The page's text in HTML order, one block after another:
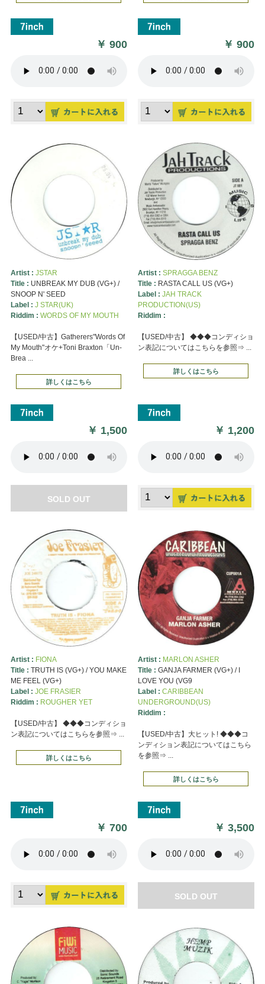
￥900 ￥900
Artist : JSTAR
Title : UNBREAK MY DUB (VG+) /
SNOOP N' SEED
Label : J STAR(UK)
Riddim : WORDS OF MY MOUTH
【USED/中古】Gatherers"Words Of
My Mouth"オケ+Toni Braxton「Un-
Brea ...
詳しくはこちら
￥ 1,500
SOLD OUT
Artist : SPRAGGA BENZ
Title : RASTA CALL US (VG+)
Label : JAH TRACK
PRODUCTION(US)
Riddim :
【USED/中古】 ◆◆◆コンディショ
ン表記についてはこちらを参照⇒ ...
詳しくはこちら
￥ 1,200
Artist : FIONA
Title : TRUTH IS (VG+) / YOU MAKE
ME FEEL (VG+)
Label : JOE FRASIER
Riddim : ROUGHER YET
【USED/中古】 ◆◆◆コンディショ
ン表記についてはこちらを参照⇒ ...
詳しくはこちら
￥700
Artist : MARLON ASHER
Title : GANJA FARMER (VG+) / I
LOVE YOU (VG9
Label : CARIBBEAN
UNDERGROUND(US)
Riddim :
【USED/中古】大ヒット! ◆◆◆コ
ンディション表記についてはこちら
を参照⇒ ...
詳しくはこちら
￥3,500
SOLD OUT